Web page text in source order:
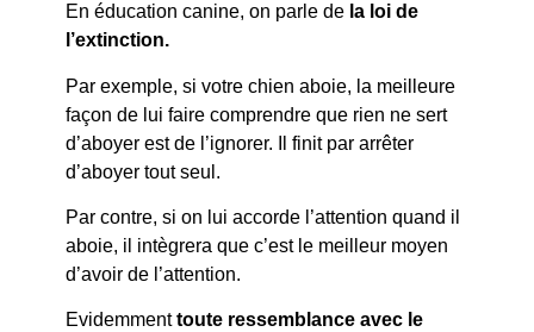
En éducation canine, on parle de la loi de
l’extinction.
Par exemple, si votre chien aboie, la meilleure
façon de lui faire comprendre que rien ne sert
d’aboyer est de l’ignorer. Il finit par arrêter
d’aboyer tout seul.
Par contre, si on lui accorde l’attention quand il
aboie, il intègrera que c’est le meilleur moyen
d’avoir de l’attention.
Evidemmenttoute ressemblance avec le